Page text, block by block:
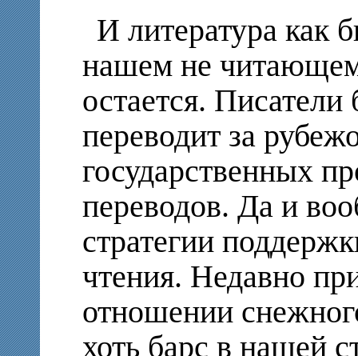
И литература как
нашем не
остается.
переводит за
государственных
переводов. Да и
стратегии
чтения. Недавно
отношении
хоть барс в нашей